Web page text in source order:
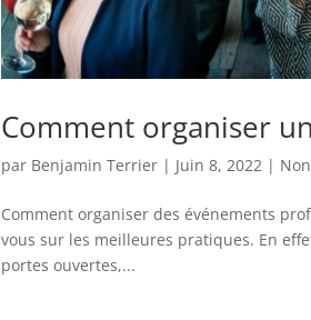
Comment organiser
par Benjamin Terrier | Juin 8, 2022 |
Comment organiser des événements
vous sur les meilleures pratiques. En
portes ouvertes,...